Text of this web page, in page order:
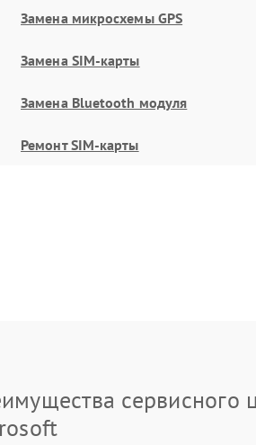
Замена микросхемы GPS
Замена SIM-карты
Замена Bluetooth модуля
Ремонт SIM-карты
сервисного